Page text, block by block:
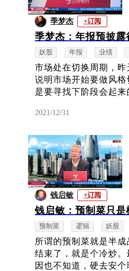
季梦杰 +订阅
季梦杰：年报预披露
妖股 年报 业绩
市场处在切换周期，
说明市场开始要做风
是要寻找下阶段会起
2021/12/31
钱启敏 +订阅
钱启敏：预制菜只是
预制菜 逻辑 妖股
所谓的预制菜就是半
结束了，就是个冷炒
因也不知道，硬去安